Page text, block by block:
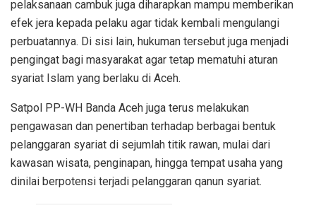
pelaksanaan cambuk juga diharapkan mampu memberikan
efek jera kepada pelaku agar tidak kembali mengulangi
perbuatannya. Di sisi lain, hukuman tersebut juga menjadi
pengingat bagi masyarakat agar tetap mematuhi aturan
syariat Islam yang berlaku di Aceh.
Satpol PP-WH Banda Aceh juga terus melakukan
pengawasan dan penertiban terhadap berbagai bentuk
pelanggaran syariat di sejumlah titik rawan, mulai dari
kawasan wisata, penginapan, hingga tempat usaha yang
dinilai berpotensi terjadi pelanggaran qanun syariat.